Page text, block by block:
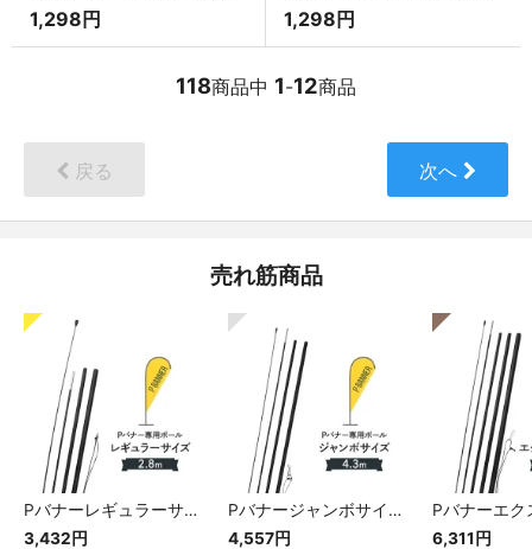
1,298円 1,298円
118商品中 1-12商品
戻る 次へ
売れ筋商品
Pバナーレギュラーサイズ専用ポール
3,432円
Pバナージャンボサイズ専用ポール
4,557円
6,311円